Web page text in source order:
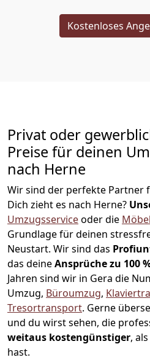
Kostenloses
Privat oder
Preise für deinen
nach Herne
Wir sind der perfekte Partner
Dich zieht es nach Herne?
Umzugsserviceoder die
Grundlage für deinen
Neustart. Wir sind das
das deineAnsprüche zu 100
Jahren sind wir in Gera die
Umzug, Büroumzug,
Tresortransport. Gerne
und du wirst sehen, die
weitaus kostengünstiger,
hast.